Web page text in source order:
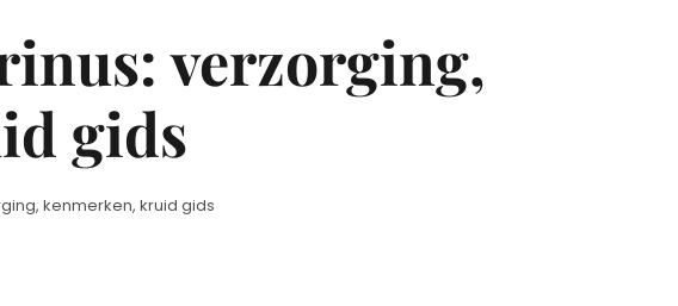
verzorging,
gids
kenmerken, kruid gids